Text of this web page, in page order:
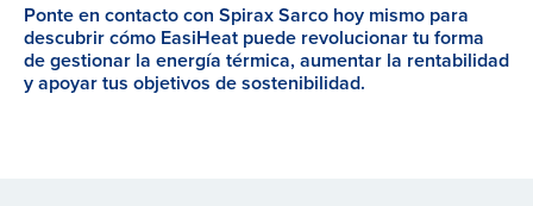
Ponte en contacto con Spirax Sarco hoy mismo para
descubrir cómo EasiHeat puede revolucionar tu forma
de gestionar la energía térmica, aumentar la rentabilidad
y apoyar tus objetivos de sostenibilidad.